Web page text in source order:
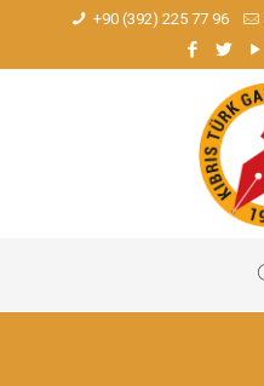
+90 (392) 225 77 96